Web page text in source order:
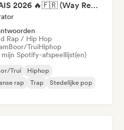
RAP FRANÇAIS 2026 🔥🇫🇷 (Way Records)
Rap / Hip Hop
Boor/TruiHiphop
Spotify-afspeellijst(en)
Trui
Hiphop
rap Trap
Stedelijke pop